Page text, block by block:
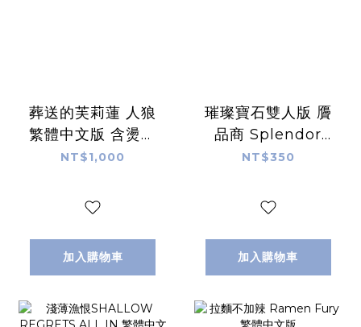
葬送的芙莉蓮 人狼
繁體中文版 含燙金
特典卡
NT$1,000
加入購物車
璀璨寶石雙人版 贗
品商 Splendor
Duel The
體中文版
NT$350
加入購物車